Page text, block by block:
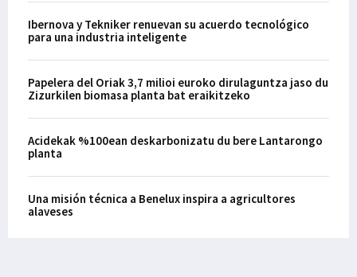
Ibernova y Tekniker renuevan su acuerdo tecnológico
para una industria inteligente
Papelera del Oriak 3,7 milioi euroko dirulaguntza jaso du
Zizurkilen biomasa planta bat eraikitzeko
Acidekak %100ean deskarbonizatu du bere Lantarongo
planta
Una misión técnica a Benelux inspira a agricultores
alaveses